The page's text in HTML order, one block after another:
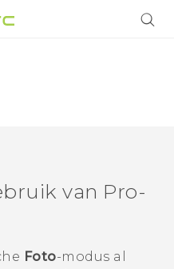
van Pro-
Foto-modus al